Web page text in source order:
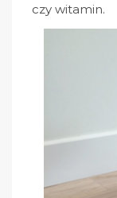
czy witamin.